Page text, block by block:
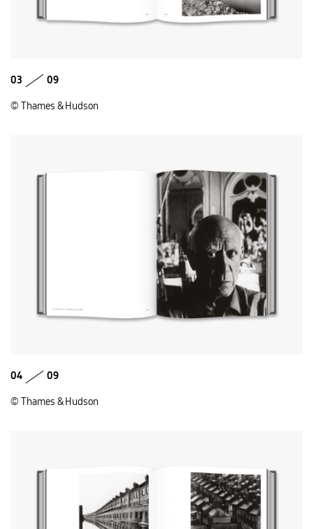
03 09
© Thames & Hudson
04 09
© Thames & Hudson